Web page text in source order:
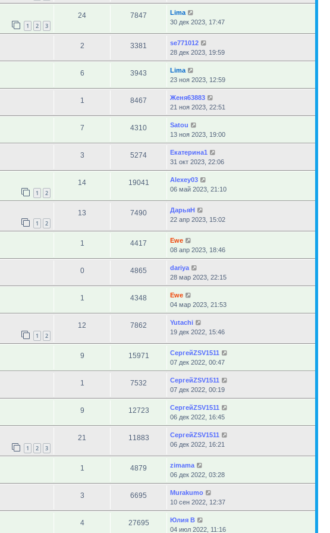
1 2 3
24 7847
Lima
30 дек 2023, 17:47
2 3381
se771012
28 дек 2023, 19:59
6 3943
Lima
23 ноя 2023, 12:59
1 8467
Женя63883
21 ноя 2023, 22:51
7 4310
Satou
13 ноя 2023, 19:00
3 5274
Екатерина1
31 окт 2023, 22:06
1 2
14 19041
Alexey03
06 май 2023, 21:10
1 2
13 7490
ДарьяН
22 апр 2023, 15:02
1 4417
Ewe
08 апр 2023, 18:46
0 4865
dariya
28 мар 2023, 22:15
1 4348
Ewe
04 мар 2023, 21:53
1 2
12 7862
Yutachi
19 дек 2022, 15:46
9 15971
СергейZSV1511
07 дек 2022, 00:47
1 7532
СергейZSV1511
07 дек 2022, 00:19
9 12723
СергейZSV1511
06 дек 2022, 16:45
1 2 3
21 11883
СергейZSV1511
06 дек 2022, 16:21
1 4879
zimama
06 дек 2022, 03:28
3 6695
Murakumo
10 сен 2022, 12:37
4 27695
Юлия В
04 июл 2022, 11:16